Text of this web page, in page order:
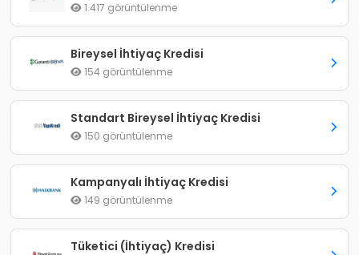
1.417 görüntülenme
Bireysel İhtiyaç Kredisi
154 görüntülenme
Standart Bireysel İhtiyaç Kredisi
150 görüntülenme
Kampanyalı İhtiyaç Kredisi
149 görüntülenme
Tüketici (İhtiyaç) Kredisi